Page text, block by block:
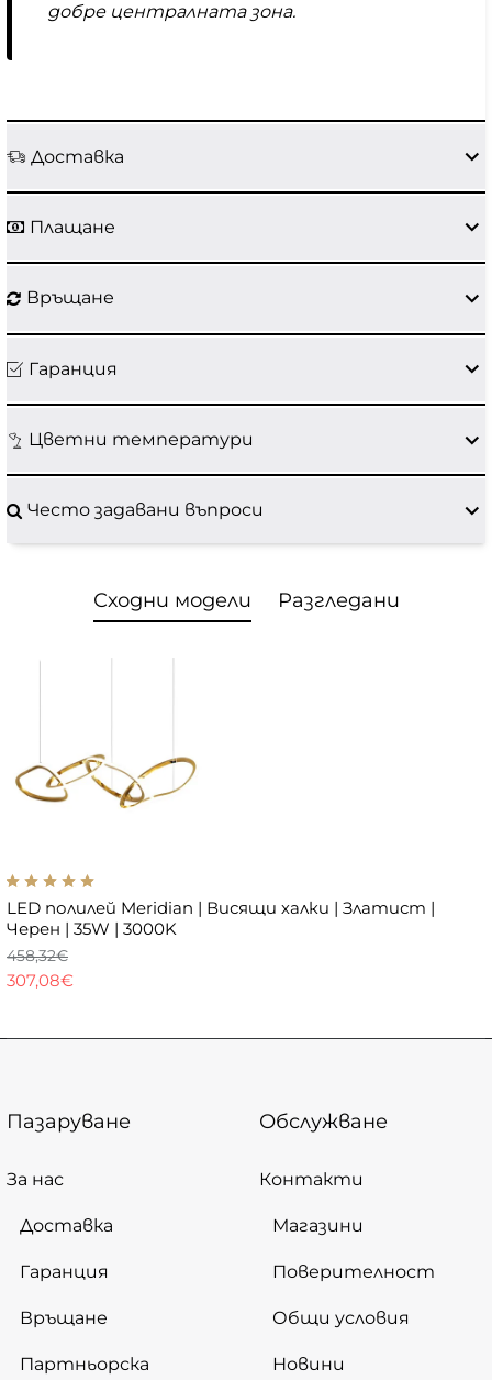
добре централната зона.
Доставка
Плащане
Връщане
Гаранция
Цветни температури
Често задавани въпроси
Сходни модели Разгледани
LED полилей Meridian | Висящи халки | Златист |
Черен | 35W | 3000K
307,08€
458,32€
Пазаруване
За нас
Доставка
Гаранция
Връщане
Партньорска
Обслужване
Контакти
Магазини
Поверителност
Общи условия
Новини